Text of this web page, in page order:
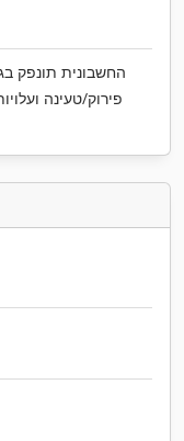
החשבונית תונפק
פירוק/טעינה